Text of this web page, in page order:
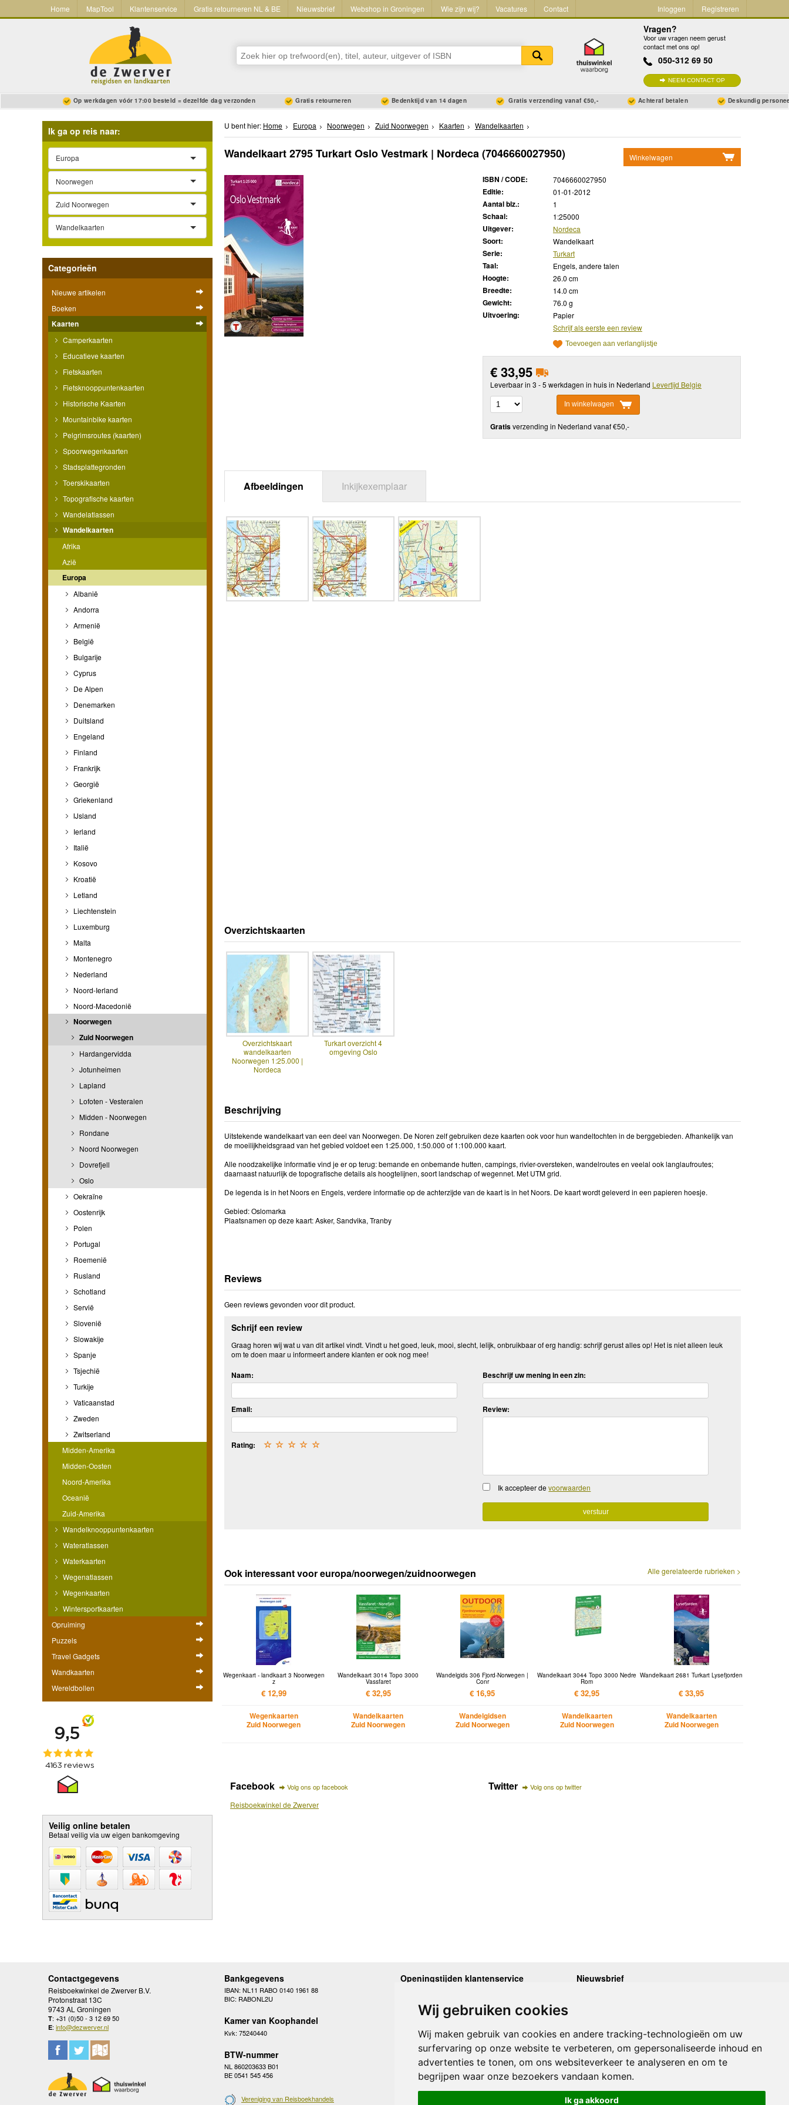
Wij gebruiken cookies
Wij maken gebruik van cookies en andere tracking-technologieën om uw
surfervaring op onze website te verbeteren, om gepersonaliseerde inhoud en
advertenties te tonen, om ons websiteverkeer te analyseren en om te
begrijpen waar onze bezoekers vandaan komen.
Ik ga akkoord
Home MapTool Klantenservice Gratis retourneren NL & BE Nieuwsbrief Webshop in Groningen Wie zijn wij? Vacatures Contact Inloggen Registreren
Vragen?
Voor uw vragen neem gerust
contact met ons op!
050-312 69 50
NEEM CONTACT OP
Op werkdagen vóór 17:00 besteld = dezelfde dag verzonden Gratis retourneren Bedenktijd van 14 dagen Gratis verzending vanaf €50,- Achteraf betalen Deskundig
Ik ga op reis naar:
Europa
Noorwegen
Zuid Noorwegen
Wandelkaarten
Categorieën
Nieuwe artikelen
Boeken
Kaarten
Camperkaarten
Educatieve kaarten
Fietskaarten
Fietsknooppuntenkaarten
Historische Kaarten
Mountainbike kaarten
Pelgrimsroutes (kaarten)
Spoorwegenkaarten
Stadsplattegronden
Toerskikaarten
Topografische kaarten
Wandelatlassen
Wandelkaarten
Afrika
Azië
Europa
Albanië
Andorra
Armenië
België
Bulgarije
Cyprus
De Alpen
Denemarken
Duitsland
Engeland
Finland
Frankrijk
Georgië
Griekenland
IJsland
Ierland
Italië
Kosovo
Kroatië
Letland
Liechtenstein
Luxemburg
Malta
Montenegro
Nederland
Noord-Ierland
Noord-Macedonië
Noorwegen
Zuid Noorwegen
Hardangervidda
Jotunheimen
Lapland
Lofoten - Vesteralen
Midden - Noorwegen
Rondane
Noord Noorwegen
Dovrefjell
Oslo
Oekraïne
Oostenrijk
Polen
Portugal
Roemenië
Rusland
Schotland
Servië
Slovenië
Slowakije
Spanje
Tsjechië
Turkije
Vaticaanstad
Zweden
Zwitserland
Midden-Amerika
Midden-Oosten
Noord-Amerika
Oceanië
Zuid-Amerika
Wandelknooppuntenkaarten
Wateratlassen
Waterkaarten
Wegenatlassen
Wegenkaarten
Wintersportkaarten
Opruiming
Puzzels
Travel Gadgets
Wandkaarten
Wereldbollen
Veilig online betalen
Betaal veilig via uw eigen bankomgeving
U bent hier: Home Europa Noorwegen Zuid Noorwegen Kaarten Wandelkaarten
Winkelwagen
Wandelkaart 2795 Turkart Oslo Vestmark | Nordeca(7046660027950)
ISBN / CODE: 7046660027950
Editie: 01-01-2012
Aantal blz.: 1
Schaal: 1:25000
Uitgever: Nordeca
Soort: Wandelkaart
Serie: Turkart
Taal: Engels, andere talen
Hoogte: 26.0 cm
Breedte: 14.0 cm
Gewicht: 76.0 g
Uitvoering:
Papier
Schrijf als eerste een review
Toevoegen aan verlanglijstje
€33,95
Leverbaar in 3 - 5 werkdagen in huis in Nederland Levertijd Belgie
In winkelwagen
Gratisverzending in Nederland vanaf €50,-
Afbeeldingen Inkijkexemplaar
Overzichtskaarten
Overzichtskaart
wandelkaarten
Noorwegen 1:25.000 |
Nordeca
Turkart overzicht 4
omgeving Oslo
Beschrijving
Uitstekende wandelkaart van een deel van Noorwegen. De Noren zelf gebruiken deze kaarten ook voor hun wandeltochten in de berggebieden. Afhankelijk van
de moeilijkheidsgraad van het gebied voldoet een 1:25.000, 1:50.000 of 1:100.000 kaart.
Alle noodzakelijke informatie vind je er op terug: bemande en onbemande hutten, campings, rivier-oversteken, wandelroutes en veelal ook langlaufroutes;
daarnaast natuurlijk de topografische details als hoogtelijnen, soort landschap of wegennet. Met UTM grid.
De legenda is in het Noors en Engels, verdere informatie op de achterzijde van de kaart is in het Noors. De kaart wordt geleverd in een papieren hoesje.
Gebied: Oslomarka
Plaatsnamen op deze kaart: Asker, Sandvika, Tranby
Reviews
Geen reviews gevonden voor dit product.
Schrijf een review
Graag horen wij wat u van dit artikel vindt. Vindt u het goed, leuk, mooi, slecht, lelijk, onbruikbaar of erg handig: schrijf gerust alles op! Het is niet alleen leuk
om te doen maar u informeert andere klanten er ook nog mee!
Naam:
Email:
Rating: ☆
☆
☆
☆
☆
Beschrijf uw mening in een zin:
Review:
Ik accepteer devoorwaarden
Alle gerelateerde rubrieken >
Ook interessant voor europa/noorwegen/zuidnoorwegen
Wegenkaart - landkaart 3 Noorwegen
z
€ 12,99
Wegenkaarten
Zuid Noorwegen
Wandelkaart 3014 Topo 3000
Vassfaret
€ 32,95
Wandelkaarten
Zuid Noorwegen
Wandelgids 306 Fjord-Norwegen |
Conr
€ 16,95
Wandelgidsen
Zuid Noorwegen
Wandelkaart 3044 Topo 3000 Nedre
Rom
€ 32,95
Wandelkaarten
Zuid Noorwegen
Wandelkaart 2681 Turkart Lysefjorden
€ 33,95
Wandelkaarten
Zuid Noorwegen
Facebook Volg ons op facebook
Reisboekwinkel de Zwerver
Twitter Volg ons op twitter
Contactgegevens
Reisboekwinkel de Zwerver B.V.
Protonstraat 13C
9743 AL Groningen
T: +31 (0)50 - 3 12 69 50
E: info@dezwerver.nl
Bankgegevens
IBAN: NL11 RABO 0140 1961 88
BIC: RABONL2U
Kamer van Koophandel
Kvk: 75240440
BTW-nummer
NL 860203633 B01
BE 0541 545 456
Vereniging van Reisboekhandels
Openingstijden klantenservice
Woensdag
10.00 - 12.30 en 13.30 - 17.00
Donderdag
Vrijdag
10.00 - 12.30 en 13.30 - 17.00
Zaterdag
gesloten
Zondag
gesloten
Nieuwsbrief
Onze laatste Nieuwsbrief
Inschrijven